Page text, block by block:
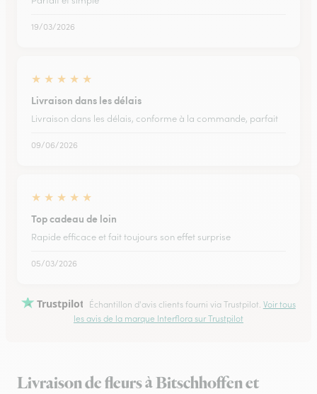
19/03/2026
★ ★ ★ ★ ★
Livraison dans les délais
Livraison dans les délais, conforme à la commande, parfait
09/06/2026
★ ★ ★ ★ ★
Top cadeau de loin
Rapide efficace et fait toujours son effet surprise
05/03/2026
Trustpilot Échantillon d'avis clients fourni via Trustpilot. Voir tous
les avis de la marque Interflora sur Trustpilot
Livraison de fleurs à Bitschhoffen et